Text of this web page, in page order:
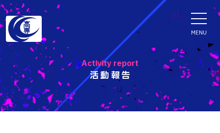
活動報告
Activity report
MENU
ENGLISH
学科・専攻科
電子情報学系学科